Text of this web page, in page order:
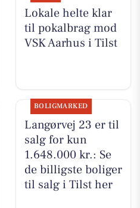
Lokale helte klar
til pokalbrag mod
VSK Aarhus i Tilst
BOLIGMARKED
Langørvej 23 er til
salg for kun
1.648.000 kr.: Se
de billigste boliger
til salg i Tilst her